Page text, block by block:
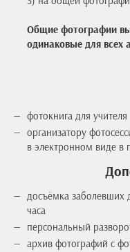
Общие фотографии
одинаковые для всех
фотокнига для учителя
организатору
в электронном виде в
досъёмка
часа
персональный
архив фотографий с